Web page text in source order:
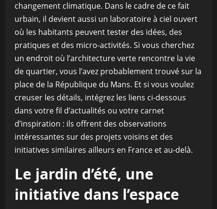
changement climatique. Dans le cadre de ce fait
urbain, il devient aussi un laboratoire à ciel ouvert
où les habitants peuvent tester des idées, des
pratiques et des micro-activités. Si vous cherchez
un endroit où l’architecture verte rencontre la vie
de quartier, vous l’avez probablement trouvé sur la
place de la République du Mans. Et si vous voulez
creuser les détails, intégrez les liens ci-dessous
dans votre fil d’actualités ou votre carnet
d’inspiration : ils offrent des observations
intéressantes sur des projets voisins et des
initiatives similaires ailleurs en France et au-delà.
Le jardin d’été, une
initiative dans l’espace